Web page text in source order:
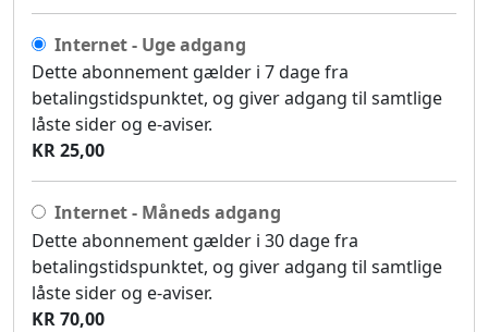
Internet - Uge adgang
Dette abonnement gælder i 7 dage fra
betalingstidspunktet, og giver adgang til samtlige
låste sider og e-aviser.
KR 25,00
Internet - Måneds adgang
Dette abonnement gælder i 30 dage fra
betalingstidspunktet, og giver adgang til samtlige
låste sider og e-aviser.
KR 70,00